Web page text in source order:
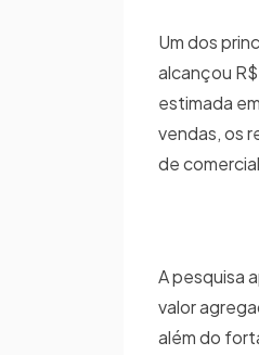
Um dos
alcançou
estimada
vendas, os
de
A pesquisa
valor
além do